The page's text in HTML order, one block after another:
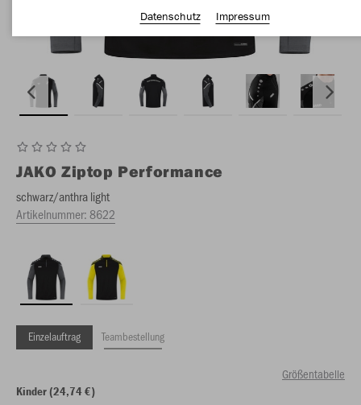
JAKO Ziptop Performance
schwarz/anthra light
Artikelnummer:8622
Einzelauftrag Teambestellung
Größentabelle
Kinder (24,74 €)
Datenschutz
Impressum